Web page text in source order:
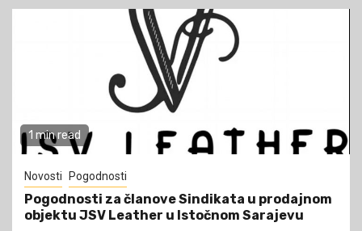
1 min read
Novosti Pogodnosti
Pogodnosti za članove Sindikata u prodajnom
objektu JSV Leather u Istočnom Sarajevu